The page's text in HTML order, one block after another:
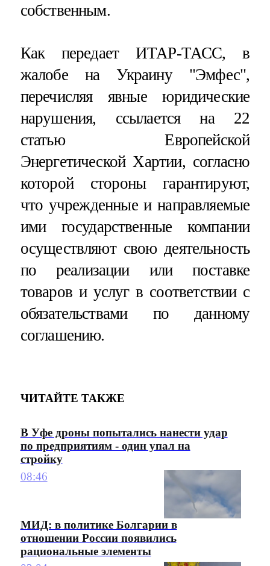
собственным.
Как передает ИТАР-ТАСС, в
жалобе на Украину "Эмфес",
перечисляя явные юридические
нарушения, ссылается на 22
статью Европейской
Энергетической Хартии, согласно
которой стороны гарантируют,
что учрежденные и направляемые
ими государственные компании
осуществляют свою деятельность
по реализации или поставке
товаров и услуг в соответствии с
обязательствами по данному
соглашению.
ЧИТАЙТЕ ТАКЖЕ
В Уфе дроны попытались нанести удар
по предприятиям - один упал на
стройку
08:46
МИД: в политике Болгарии в
отношении России появились
рациональные элементы